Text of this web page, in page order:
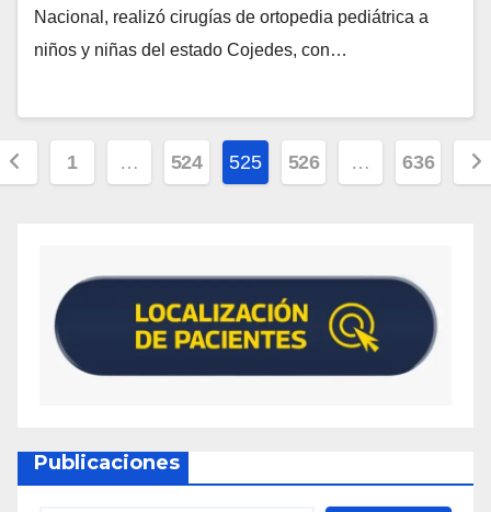
Nacional, realizó cirugías de ortopedia pediátrica a
niños y niñas del estado Cojedes, con…
1 … 524 525 526 … 636
Publicaciones